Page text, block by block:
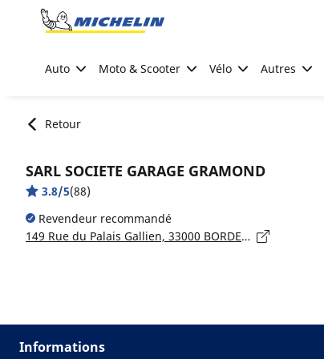
Go to page content
Auto Moto & Scooter Vélo Autres
Retour
SARL SOCIETE GARAGE GRAMOND
3.8/5(88)
Revendeur recommandé
149 Rue du Palais Gallien, 33000 BORDEAUX
Informations